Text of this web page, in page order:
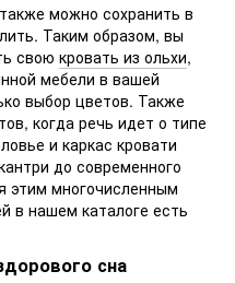
можно сохранить в
Таким образом, вы
свою кровать из ольхи,
мебели в вашей
выбор цветов. Также
когда речь идет о типе
и каркас кровати
до современного
этим многочисленным
в нашем каталоге есть
сна